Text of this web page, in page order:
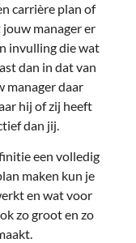
carrière plan of
manager er
invulling die wat
dan in dat van
manager daar
hij of zij heeft
dan jij.
een volledig
maken kun je
en wat voor
zo groot en zo